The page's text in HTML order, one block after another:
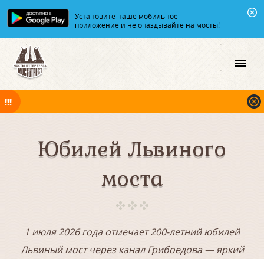
Установите наше мобильное
приложение и не опаздывайте на мосты!
разводятся по графику.
Юбилей Львиного
моста
1 июля 2026 года отмечает 200-летний юбилей
Львиный мост через канал Грибоедова — яркий